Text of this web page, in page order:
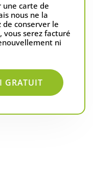
une carte de
nous ne la
de conserver le
vous serez facturé
ni
GRATUIT